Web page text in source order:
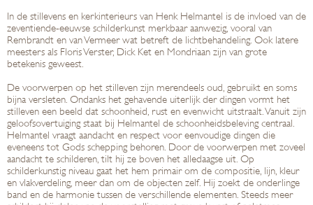
In de stillevens en kerkinterieurs van Henk Helmantel is de invloed van de
zeventiende-eeuwse schilderkunst merkbaar aanwezig, vooral van
Rembrandt en van Vermeer wat betreft de lichtbehandeling. Ook latere
meesters als Floris Verster, Dick Ket en Mondriaan zijn van grote
betekenis geweest.
De voorwerpen op het stilleven zijn merendeels oud, gebruikt en soms
bijna versleten. Ondanks het gehavende uiterlijk der dingen vormt het
stilleven een beeld dat schoonheid, rust en evenwicht uitstraalt. Vanuit zijn
geloofsovertuiging staat bij Helmantel de schoonheidsbeleving centraal.
Helmantel vraagt aandacht en respect voor eenvoudige dingen die
eveneens tot Gods schepping behoren. Door de voorwerpen met zoveel
aandacht te schilderen, tilt hij ze boven het alledaagse uit. Op
schilderkunstig niveau gaat het hem primair om de compositie, lijn, kleur
en vlakverdeling, meer dan om de objecten zelf. Hij zoekt de onderlinge
band en de harmonie tussen de verschillende elementen. Steeds meer